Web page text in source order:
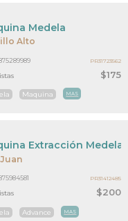
Alto
$175
Medela
Maquina MAS
PR31723562
$200
Extracción Medela
Advance MAS
PR31412485